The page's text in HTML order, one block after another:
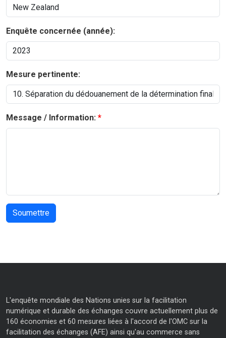
Enquête concernée (année):
Mesure pertinente:
Message / Information:
L'enquête mondiale des Nations unies sur la facilitation
numérique et durable des échanges couvre actuellement plus de
160 économies et 60 mesures liées à l'accord de l'OMC sur la
facilitation des échanges (AFE) ainsi qu'au commerce sans